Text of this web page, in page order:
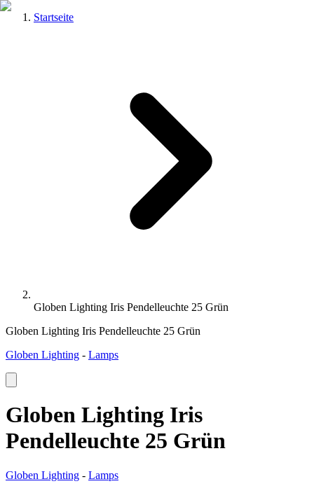
Startseite
Globen Lighting Iris Pendelleuchte 25 Grün
Globen Lighting Iris Pendelleuchte 25 Grün
Globen Lighting - Lamps
Globen Lighting Iris
Pendelleuchte 25 Grün
Globen Lighting - Lamps